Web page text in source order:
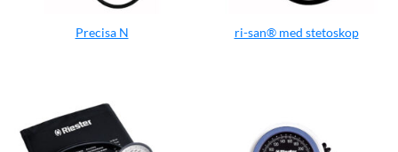
Precisa N ri-san® med stetoskop